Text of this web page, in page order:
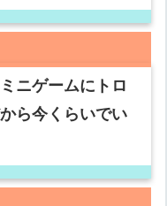
ニゲームにトロ
ら今くらいでい